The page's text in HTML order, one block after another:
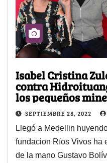
Isabel Cristina
contra
los pequeños
SEPTIEMBRE 28, 2022
Llegó a Medellin
fundacion Ríos Vivos ha
de la mano Gustavo